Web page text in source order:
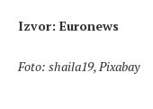
Izvor: Euronews
Foto: shaila19, Pixabay